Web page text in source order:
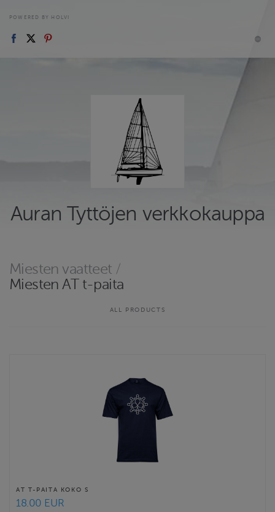
POWERED BY HOLVI
Auran Tyttöjen verkkokauppa
Miesten vaatteet /
Miesten AT t-paita
ALL PRODUCTS
AT T-PAITA KOKO S
18.00 EUR